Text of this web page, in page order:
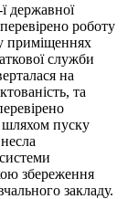
державної
роботу
приміщеннях
служби
на
та
шляхом пуску
збереження
закладу.